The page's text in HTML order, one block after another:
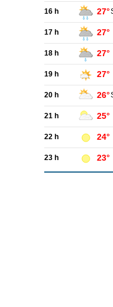
16 h 27°
17 h 27°
18 h 27°
19 h 27°
20 h 26°
21 h 25°
22 h 24°
23 h 23°